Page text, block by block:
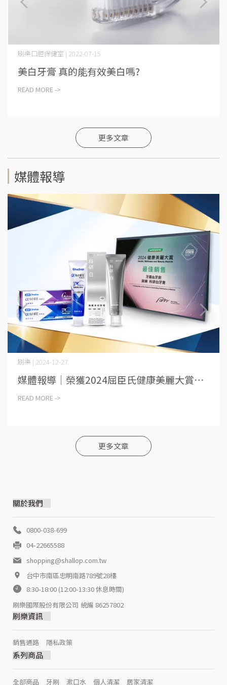
刷樂口腔保健室 | 2022-07-15
美白牙膏 真的能有效美白嗎?
READ MORE ->
更多文章
媒體報導
刷樂 | 2024-12-27
媒體報導│榮獲2024屈臣氏健康美麗大賞⋯
READ MORE ->
更多文章
關於我們
0800-038-699
04-22665588
shopping@shallop.com.tw
台中市南區忠明南路789號28樓
8:30-18:00 (12:00-13:30 休息時間)
刷樂國際股份有限公司 統編 86257802
刷樂資訊
銷售通路 隱私政策
系列商品
全部商品 牙刷 漱口水 個人清潔 居家清潔